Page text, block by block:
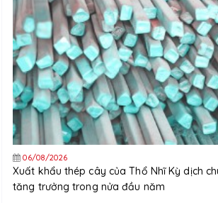
06/08/2026
Xuất khẩu thép cây của Thổ Nhĩ Kỳ dịch
tăng trưởng trong nửa đầu năm